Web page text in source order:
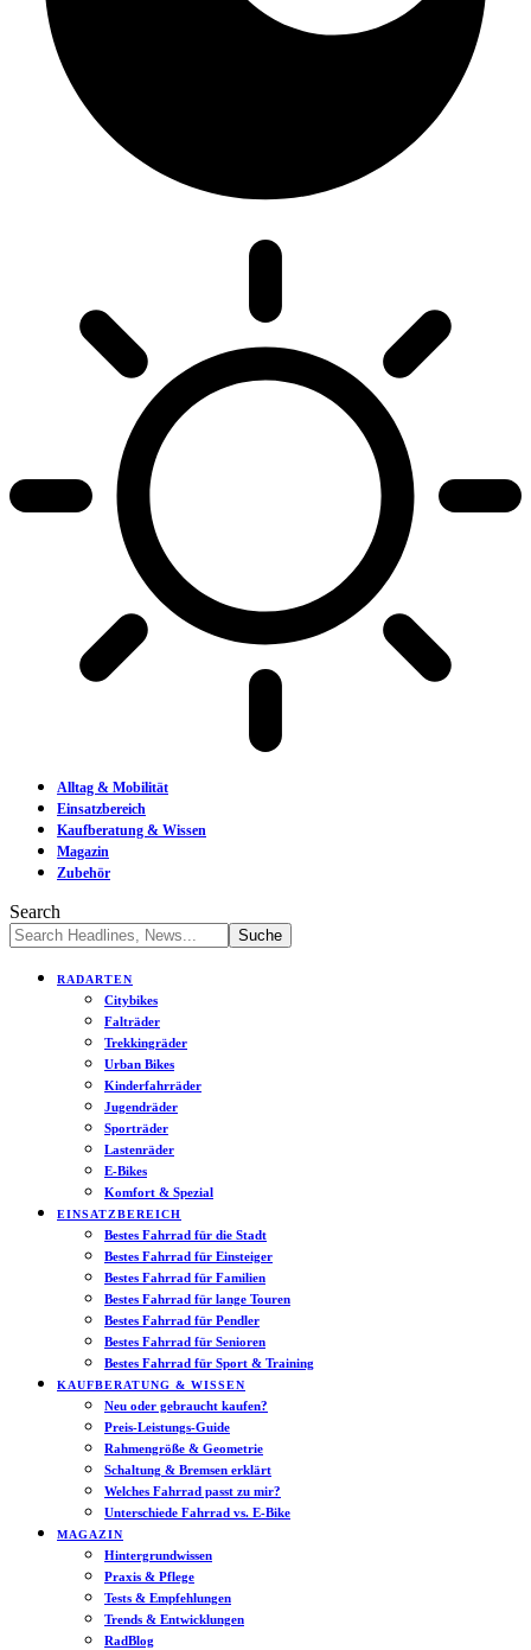
Alltag & Mobilität
Einsatzbereich
Kaufberatung & Wissen
Magazin
Zubehör
Search
RADARTEN
Citybikes
Falträder
Trekkingräder
Urban Bikes
Kinderfahrräder
Jugendräder
Sporträder
Lastenräder
E-Bikes
Komfort & Spezial
EINSATZBEREICH
Bestes Fahrrad für die Stadt
Bestes Fahrrad für Einsteiger
Bestes Fahrrad für Familien
Bestes Fahrrad für lange Touren
Bestes Fahrrad für Pendler
Bestes Fahrrad für Senioren
Bestes Fahrrad für Sport & Training
KAUFBERATUNG & WISSEN
Neu oder gebraucht kaufen?
Preis-Leistungs-Guide
Rahmengröße & Geometrie
Schaltung & Bremsen erklärt
Welches Fahrrad passt zu mir?
Unterschiede Fahrrad vs. E-Bike
MAGAZIN
Hintergrundwissen
Praxis & Pflege
Tests & Empfehlungen
Trends & Entwicklungen
RadBlog